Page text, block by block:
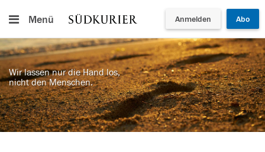
Menü Anmelden Abo
Wir lassen nur die Hand los,
nicht den Menschen.